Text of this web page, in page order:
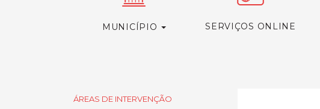
MUNICÍPIO SERVIÇOS ONLINE
ÁREAS DE INTERVENÇÃO